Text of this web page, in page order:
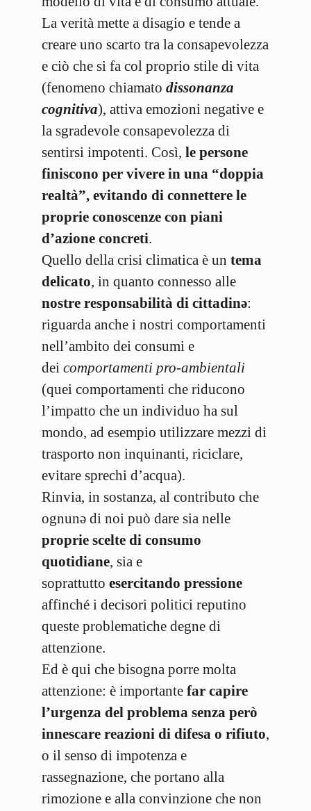
La verità mette a disagio e tende a
creare uno scarto tra la consapevolezza
e ciò che si fa col proprio stile di vita
(fenomeno chiamato dissonanza
cognitiva), attiva emozioni negative e
la sgradevole consapevolezza di
sentirsi impotenti. Così, le persone
finiscono per vivere in una “doppia
realtà”, evitando di connettere le
proprie conoscenze con piani
d’azione concreti.
Quello della crisi climatica è un tema
delicato, in quanto connesso alle
nostre responsabilità di cittadinə:
riguarda anche i nostri comportamenti
nell’ambito dei consumi e
dei comportamenti pro-ambientali
(quei comportamenti che riducono
l’impatto che un individuo ha sul
mondo, ad esempio utilizzare mezzi di
trasporto non inquinanti, riciclare,
evitare sprechi d’acqua).
Rinvia, in sostanza, al contributo che
ognunə di noi può dare sia nelle
proprie scelte di consumo
quotidiane, sia e
soprattutto esercitando pressione
affinché i decisori politici reputino
queste problematiche degne di
attenzione.
Ed è qui che bisogna porre molta
attenzione: è importante far capire
l’urgenza del problema senza però
innescare reazioni di difesa o rifiuto,
o il senso di impotenza e
rassegnazione, che portano alla
rimozione e alla convinzione che non